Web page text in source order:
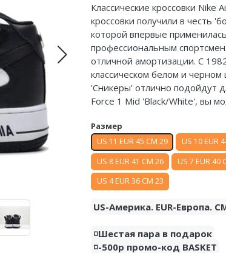
Классические кроссовки Nike
кроссовки получили в честь
которой впервые
профессиональным
отличной амортизации. С
классическом белом и
'Сникеры' отлично подойдут
Force 1 Mid 'Black/White', вы
Размер
US 11 EUR 45 CM 29 US 10 EUR
US 8 EUR 41 CM 26
US 7 EUR 40
US 4 EUR 36 CM 23
US-Америка. EUR-Европа.
◽️Шестая пара в подарок
◽️-500р промо-код BASKET